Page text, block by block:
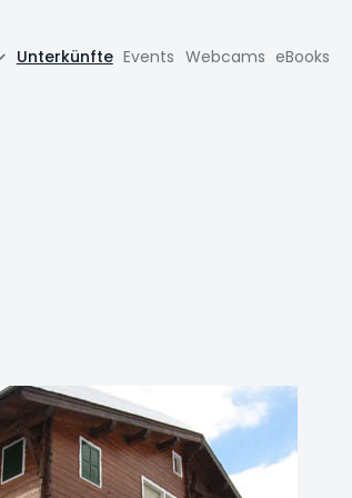
Unterkünfte Events Webcams eBooks